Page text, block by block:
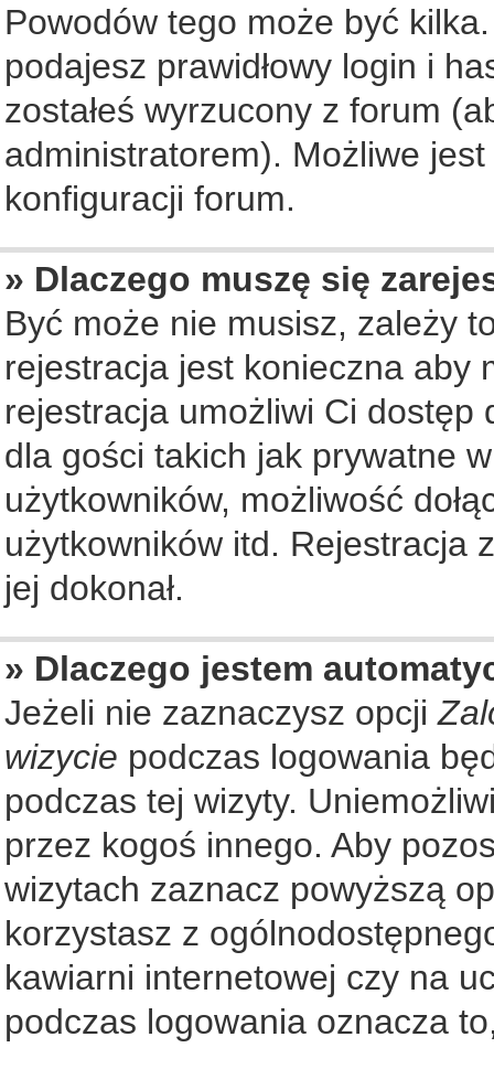
Powodów tego może być
podajesz prawidłowy login i
zostałeś wyrzucony z forum
administratorem). Możliwe
konfiguracji forum.
» Dlaczego muszę się
Być może nie musisz, zależy
rejestracja jest konieczna aby
rejestracja umożliwi Ci
dla gości takich jak prywatne
użytkowników, możliwość
użytkowników itd. Rejestracja
jej dokonał.
» Dlaczego jestem
Jeżeli nie zaznaczysz opcji
wizycie podczas logowania
podczas tej wizyty.
przez kogoś innego. Aby
wizytach zaznacz powyższą
korzystasz z
kawiarni internetowej czy na
podczas logowania oznacza